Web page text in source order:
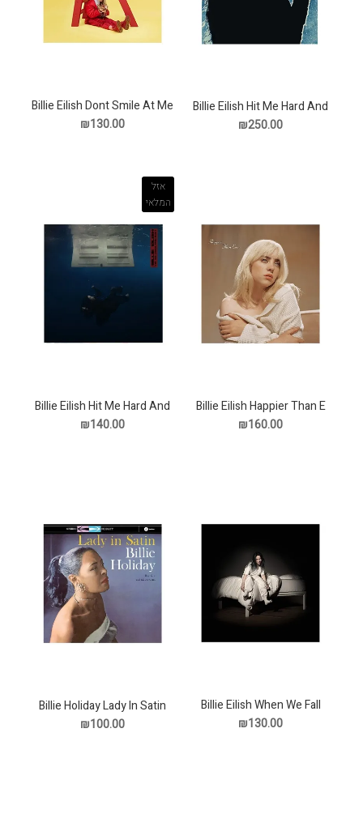
Billie Eilish Hit Me Hard And
Soft תקליט
₪250.00
Billie Eilish Dont Smile At Me
תקליט
₪130.00
Billie Eilish Happier Than E
תקליט
₪160.00
אזל
המלאי
Billie Eilish Hit Me Hard And
Soft תקליט
₪140.00
Billie Eilish When We Fall
Asleep תקליט
₪130.00
Billie Holiday Lady In Satin
תקליט
₪100.00